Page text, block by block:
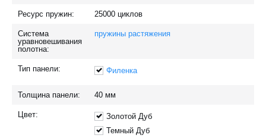
Ресурс пружин: 25000 циклов
Система
уравновешивания
полотна:
пружины растяжения
Тип панели: Филенка
Толщина панели: 40 мм
Цвет:
Золотой Дуб
Темный Дуб